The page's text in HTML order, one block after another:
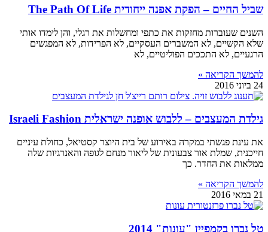
שביל החיים – הפקת אפנה ייחודית The Path Of Life
השנים שעוברות מחזקות את כתפי ומחשלות את רגלי, והן לימדו אותי
שלא הקשיים, לא המשברים העסקיים, לא הפרידות, לא המפגשים
הרגעיים, לא התככים הפוליטיים, לא
להמשך הקריאה »
24 ביוני 2016
גילדת המעצבים – ללבוש אופנה ישראלית Israeli Fashion
את עינת פגשתי במקרה באירוע של בית היוצר קסטיאל, כחולת עיניים
חייכנית, שמלת אור צבעונית של ליאור מנחם לגופה והאנרגיות שלה
ממלאות את החדר. כך
להמשך הקריאה »
21 במאי 2016
טל נברו בקמפיין "עונות" 2014